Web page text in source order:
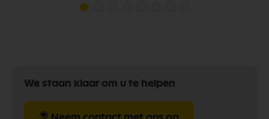
We staan klaar om u te helpen